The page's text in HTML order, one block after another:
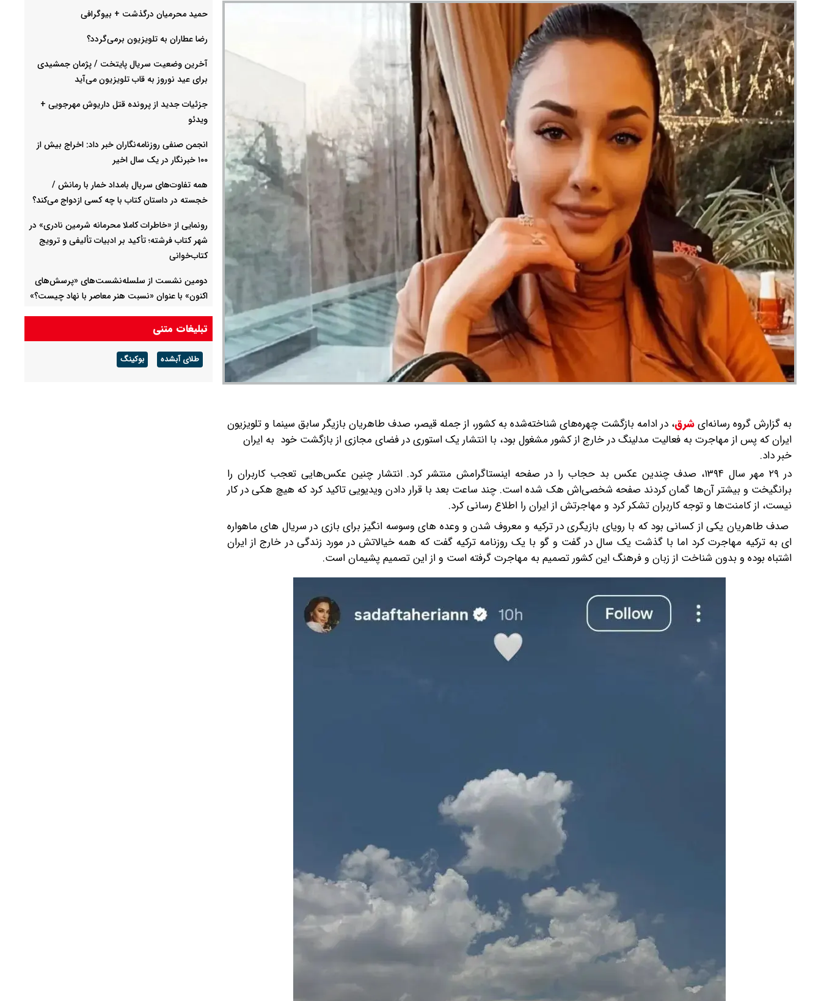
به گزارش گروه رسانه‌ایشرق، ​در ادامه بازگشت چهره‌های شناخته‌شده به کشور، از جمله قیصر، صدف طاهریان بازیگر سابق سینما و تلویزیون
ایران که پس از مهاجرت به فعالیت مدلینگ در خارج از کشور مشغول بود، با انتشار یک استوری در فضای مجازی از بازگشت خود به ایران
خبر داد.
در ۲۹ مهر سال ۱۳۹۴، صدف چندین عکس بد حجاب را در صفحه اینستاگرامش منتشر کرد. انتشار چنین عکس‌هایی تعجب کاربران را
برانگیخت و بیشتر آن‌ها گمان کردند صفحه شخصی‌اش هک شده است. چند ساعت بعد با قرار دادن ویدیویی تاکید کرد که هیچ هکی در کار
نیست، از کامنت‌ها و توجه کاربران تشکر کرد و مهاجرتش از ایران را اطلاع رسانی کرد.
صدف طاهریان یکی از کسانی بود که با رویای بازیگری در ترکیه و معروف شدن و وعده های وسوسه انگیز برای بازی در سریال های ماهواره
ای به ترکیه مهاجرت کرد اما با گذشت یک سال در گفت و گو با یک روزنامه ترکیه گفت که همه خیالاتش در مورد زندگی در خارج از ایران
اشتباه بوده و بدون شناخت از زبان و فرهنگ این کشور تصمیم به مهاجرت گرفته است و از این تصمیم پشیمان است.
حمید محرمیان درگذشت + بیوگرافی
رضا عطاران به تلویزیون برمی‌گردد؟
آخرین وضعیت سریال پایتخت / پژمان جمشیدی
برای عید نوروز به قاب تلویزیون می‌آید
جزئیات جدید از پرونده قتل داریوش مهرجویی +
ویدئو
انجمن صنفی روزنامه‌نگاران خبر داد: اخراج بیش از
۱۰۰ خبرنگار در یک سال اخیر
همه تفاوت‌های سریال بامداد خمار با رمانش /
خجسته در داستان کتاب با چه کسی ازدواج می‌کند؟
رونمایی از «خاطرات کاملا محرمانه شرمین نادری» در
شهر کتاب فرشته؛ تأکید بر ادبیات تألیفی و ترویج
کتاب‌خوانی
دومین نشست از سلسله‌نشست‌های «پرسش‌های
اکنون» با عنوان «نسبت هنر معاصر با نهاد چیست؟»
گیشه سینما در هفته گذشته چقدر بلیت فروخت؟
تئاترها این دو روز تعطیل است
تبلیغات متنی
طلای آبشده بوکینگ